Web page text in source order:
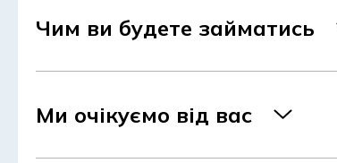
Чим ви будете займатись
Ми очікуємо від вас